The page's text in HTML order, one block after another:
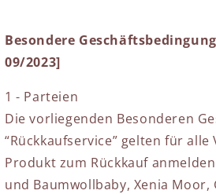
Besondere
09/2023]
1 - Parteien
Die vorliegenden Besonderen
“Rückkaufservice” gelten für
Produkt zum Rückkauf
und Baumwollbaby, Xenia